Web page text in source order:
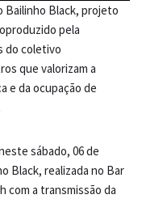
Bailinho Black, projeto
pela
do coletivo
que valorizam a
e da ocupação de
sábado, 06 de
Black, realizada no Bar
com a transmissão da